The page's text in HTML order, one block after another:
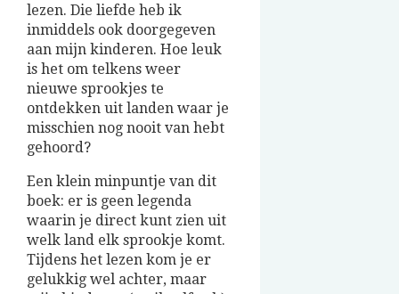
lezen. Die liefde heb ik
inmiddels ook doorgegeven
aan mijn kinderen. Hoe leuk
is het om telkens weer
nieuwe sprookjes te
ontdekken uit landen waar je
misschien nog nooit van hebt
gehoord?
Een klein minpuntje van dit
boek: er is geen legenda
waarin je direct kunt zien uit
welk land elk sprookje komt.
Tijdens het lezen kom je er
gelukkig wel achter, maar